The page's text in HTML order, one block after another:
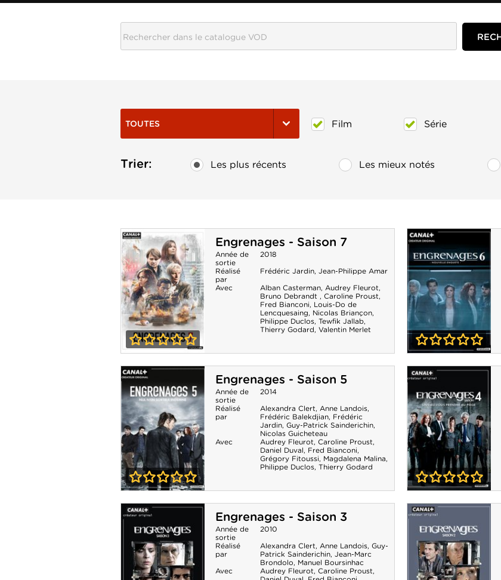
TOUTES Film Série
Trier: Les plus récents Les mieux notés
Engrenages - Saison 7
Engrenages -
Saison 7
Année de
sortie
2018
Réalisé
par
Frédéric Jardin, Jean-Philippe Amar
Avec
Alban Casterman, Audrey Fleurot,
Bruno Debrandt , Caroline Proust,
Fred Bianconi, Louis-Do de
Lencquesaing, Nicolas Briançon,
Philippe Duclos, Tewfik Jallab,
Thierry Godard, Valentin Merlet
Engrenages -
Saison 6
Engrenages - Saison 5
Engrenages -
Saison 5
Année de
sortie
2014
Réalisé
par
Alexandra Clert, Anne Landois,
Frédéric Balekdjian, Frédéric
Jardin, Guy-Patrick Sainderichin,
Nicolas Guicheteau
Avec
Audrey Fleurot, Caroline Proust,
Daniel Duval, Fred Bianconi,
Grégory Fitoussi, Magdalena Malina,
Philippe Duclos, Thierry Godard
Engrenages -
Saison 4
Engrenages - Saison 3
Année de
sortie
2010
Réalisé
par
Alexandra Clert, Anne Landois, Guy-
Patrick Sainderichin, Jean-Marc
Brondolo, Manuel Boursinhac
Avec
Audrey Fleurot, Caroline Proust,